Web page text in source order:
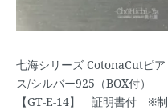
七海シリーズ CotonaCutピア
ス/シルバー925（BOX付）
【GT-E-14】 証明書付 ※制